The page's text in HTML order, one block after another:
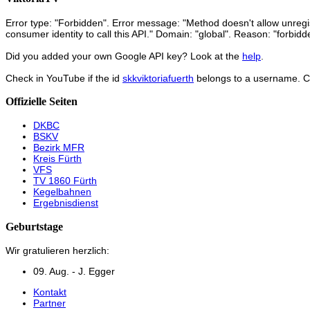
Error type: "Forbidden". Error message: "Method doesn't allow
consumer identity to call this API." Domain: "global". Reason:
Did you added your own Google API key? Look at the help
Check in YouTube if the id skkviktoriafuerth belongs to a username.
Offizielle Seiten
DKBC
BSKV
Bezirk MFR
Kreis Fürth
VFS
TV 1860 Fürth
Kegelbahnen
Ergebnisdienst
Geburtstage
Wir gratulieren herzlich:
09. Aug. - J. Egger
Kontakt
Partner